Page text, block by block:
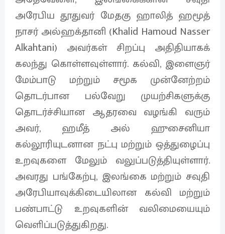
அரேபிய தூதுவர் மேதகு ஹாலித் ஹமூத்
நாசர் அல்ஹக்தானி (Khalid Hamoud Nasser
Alkahtani) அவர்கள் சிறப்பு அதிதியாகக்
கலந்து கொள்ளவுள்ளார். கல்வி, இளைஞர்
மேம்பாடு மற்றும் சமூக முன்னேற்றம்
தொடர்பான பல்வேறு முயற்சிகளுக்கு
தொடர்ச்சியான ஆதரவை வழங்கி வரும்
அவர், ஹமீத் அல் ஹுசைனியா
கல்லூரியுடனான நட்பு மற்றும் ஒத்துழைப்பு
உறவுகளை மேலும் வலுப்படுத்தியுள்ளார்.
அவரது பங்கேற்பு, இலங்கை மற்றும் சவுதி
அரேபியாவுக்கிடையிலான கல்வி மற்றும்
பண்பாட்டு உறவுகளின் வலிமையையும்
வெளிப்படுத்துகிறது.